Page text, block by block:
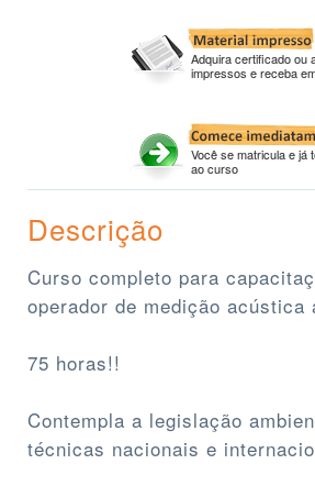
Adquira certificado ou
impressos e receba
Você se matricula e já
ao curso
Descrição
Curso completo para
operador de medição acústica
75 horas!!
Contempla a legislação
técnicas nacionais e